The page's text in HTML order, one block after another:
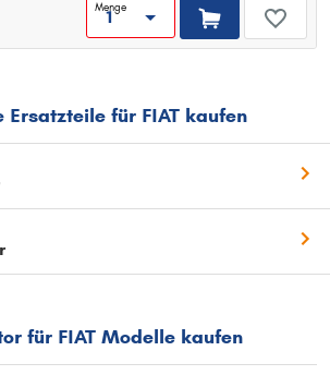
Menge
Ersatzteile für FIAT kaufen
für FIAT Modelle kaufen